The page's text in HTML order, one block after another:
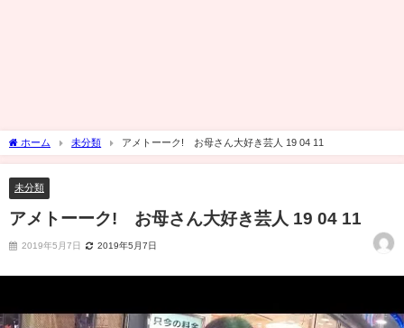
ホーム 未分類 アメトーーク! お母さん大好き芸人 19 04 11
未分類
アメトーーク! お母さん大好き芸人 19 04 11
2019年5月7日 2019年5月7日